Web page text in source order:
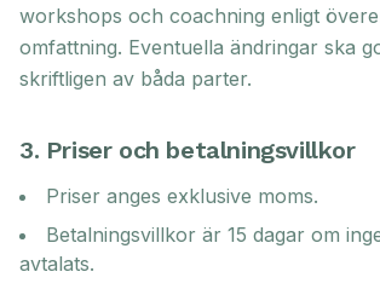
workshops och coachning enligt
omfattning. Eventuella ändringar ska
skriftligen av båda parter.
3. Priser och betalningsvillkor
Priser anges exklusive moms.
Betalningsvillkor är 15 dagar om
avtalats.